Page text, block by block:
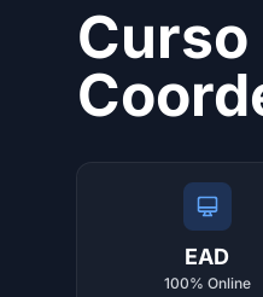
Curso
EAD
100% Online